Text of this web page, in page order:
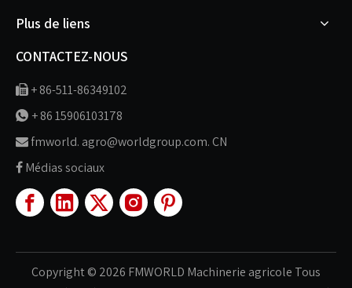
Plus de liens
CONTACTEZ-NOUS
 + 86-511-86349102
 + 86 15906103178
fmworld. agro@worldgroup.com. CN
 Médias sociaux
Copyright © 2026 FMWORLD Machinerie agricole Tous